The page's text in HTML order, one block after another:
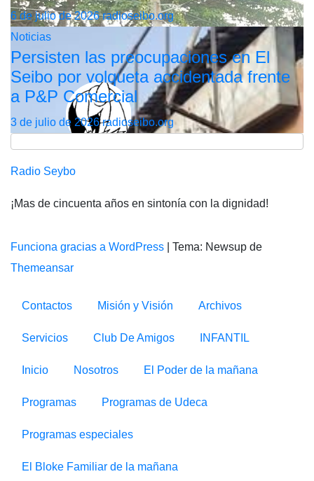
6 de julio de 2026radioseibo.org
Noticias
Persisten las preocupaciones en El
Seibo por volqueta accidentada frente
a P&P Comercial
3 de julio de 2026radioseibo.org
Radio Seybo
¡Mas de cincuenta años en sintonía con la dignidad!
Funciona gracias a WordPress
Tema: Newsup de
Themeansar
Contactos Misión y Visión Archivos
Servicios Club De Amigos INFANTIL
Inicio Nosotros El Poder de la mañana
Programas Programas de Udeca
Programas especiales
El Bloke Familiar de la mañana